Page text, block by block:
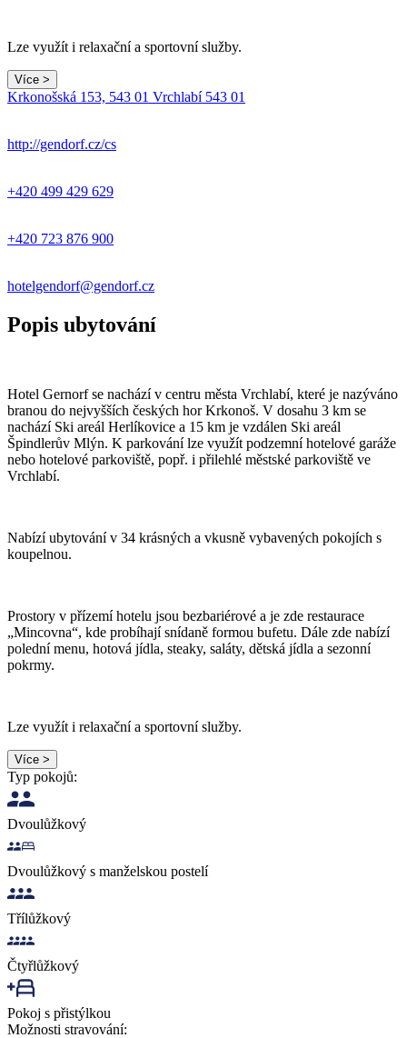
Lze využít i relaxační a sportovní služby.
Více >
Krkonošská 153, 543 01 Vrchlabí 543 01
http://gendorf.cz/cs
+420 499 429 629
+420 723 876 900
hotelgendorf@gendorf.cz
Popis ubytování
Hotel Gernorf se nachází v centru města Vrchlabí, které je nazýváno
branou do nejvyšších českých hor Krkonoš. V dosahu 3 km se
nachází Ski areál Herlíkovice a 15 km je vzdálen Ski areál
Špindlerův Mlýn. K parkování lze využít podzemní hotelové garáže
nebo hotelové parkoviště, popř. i přilehlé městské parkoviště ve
Vrchlabí.
Nabízí ubytování v 34 krásných a vkusně vybavených pokojích s
koupelnou.
Prostory v přízemí hotelu jsou bezbariérové a je zde restaurace
„Mincovna“, kde probíhají snídaně formou bufetu. Dále zde nabízí
polední menu, hotová jídla, steaky, saláty, dětská jídla a sezonní
pokrmy.
Lze využít i relaxační a sportovní služby.
Více >
Typ pokojů:
Dvoulůžkový
Dvoulůžkový s manželskou postelí
Třílůžkový
Čtyřlůžkový
Pokoj s přistýlkou
Možnosti stravování: